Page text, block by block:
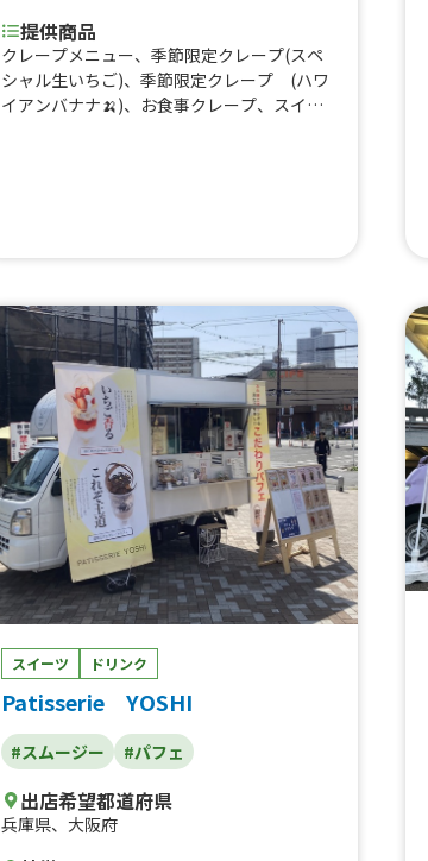
提供商品
クレープメニュー、季節限定クレープ(スペ
シャル生いちご)、季節限定クレープ (ハワ
イアンバナナ🍌)、お食事クレープ、スイー
リンク(季節限定)、ドリンクメニュー、コー
ンスープ(冬季限定)
スイーツ ドリンク
Patisserie YOSHI
#スムージー #パフェ
出店希望都道府県
兵庫県、 大阪府